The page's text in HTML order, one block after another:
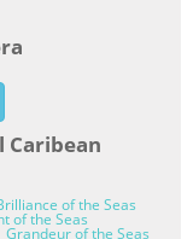
Caribean
of the Seas
of the Seas
Grandeur of the Seas